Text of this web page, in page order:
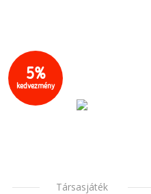
5%
kedvezmény
Társasjáték